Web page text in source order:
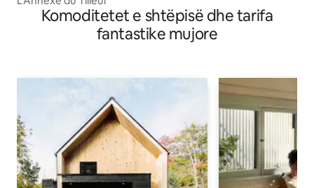
Komoditetet e shtëpisë dhe tarifa
fantastike mujore